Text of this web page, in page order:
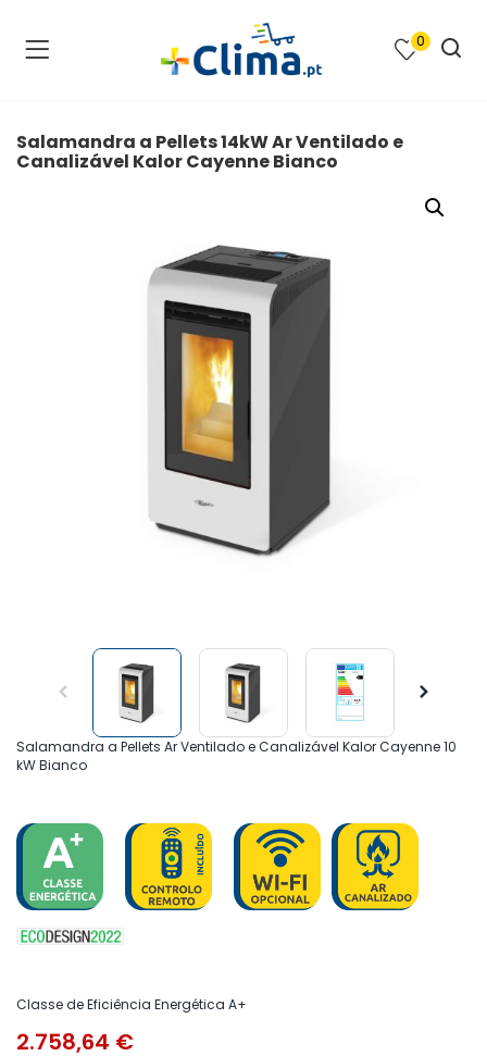
0
Salamandra a Pellets 14kW Ar Ventilado e
Canalizável Kalor Cayenne Bianco
Salamandra a Pellets Ar Ventilado e Canalizável Kalor Cayenne 10
kW Bianco
Classe de Eficiência Energética A+
2.758,64 €